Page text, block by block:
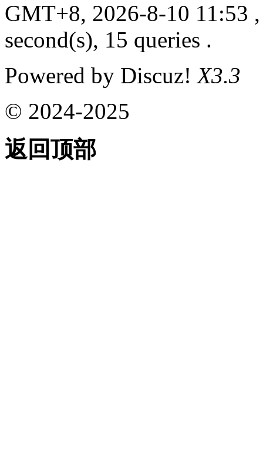
GMT+8, 2026-8-10 11:53
second(s), 15 queries .
Powered by Discuz!X3.3
© 2024-2025
返回顶部